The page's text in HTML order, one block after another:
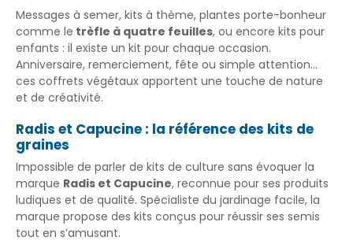
Messages à semer, kits à thème, plantes porte-bonheur
comme le trèfle à quatre feuilles, ou encore kits pour
enfants : il existe un kit pour chaque occasion.
Anniversaire, remerciement, fête ou simple attention…
ces coffrets végétaux apportent une touche de nature
et de créativité.
Radis et Capucine : la référence des kits de
graines
Impossible de parler de kits de culture sans évoquer la
marque Radis et Capucine, reconnue pour ses produits
ludiques et de qualité. Spécialiste du jardinage facile, la
marque propose des kits conçus pour réussir ses semis
tout en s’amusant.